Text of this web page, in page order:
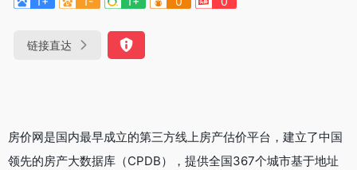
链接直达
房价网是国内最早成立的第三方线上房产估价平台，建立了中国
领先的房产大数据库（CPDB），提供全国367个城市基于地址